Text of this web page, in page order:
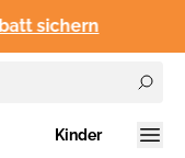
sichern
Kinder